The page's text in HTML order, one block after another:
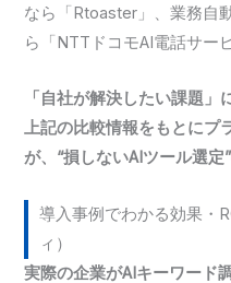
なら「Rtoaster」、業務自
ら「NTTドコモAI電話サー
「自社が解決したい課題」
上記の比較情報をもとにプ
が、“損しないAIツール選定
導入事例でわかる効果・
ィ）
実際の企業がAIキーワード